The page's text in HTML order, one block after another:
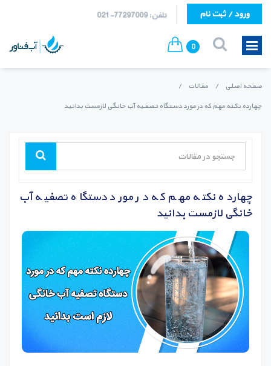
تلفن: 77297009-021 ورود / ثبت نام
0
صفحه اصلی / مقالات
/
چهارده نکته مهم که در مورد دستگاه تصفیه آب خانگی لازمست بدانید
چهارده نکته مهم که در مورد دستگاه تصفیه آب
خانگی لازمست بدانید